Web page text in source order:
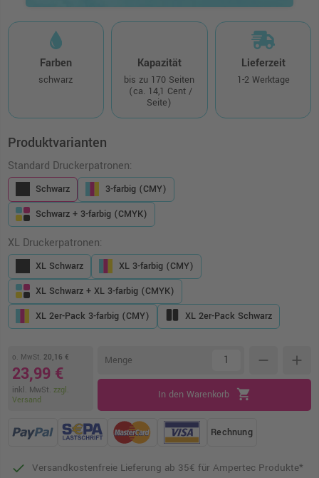
Farben
schwarz
Kapazität
bis zu 170 Seiten
(ca. 14,1 Cent /
Seite)
Lieferzeit
1-2 Werktage
Produktvarianten
Standard Druckerpatronen:
Schwarz
3-farbig (CMY)
Schwarz + 3-farbig (CMYK)
XL Druckerpatronen:
XL Schwarz
XL 3-farbig (CMY)
XL Schwarz + XL 3-farbig (CMYK)
XL 2er-Pack 3-farbig (CMY)
XL 2er-Pack Schwarz
o. MwSt. 20,16 €
23,99 €
inkl. MwSt. zzgl.
Versand
Menge remove add
In den Warenkorb shopping_cart
Rechnung
Versandkostenfreie Lieferung ab 35€ für Ampertec Produkte*